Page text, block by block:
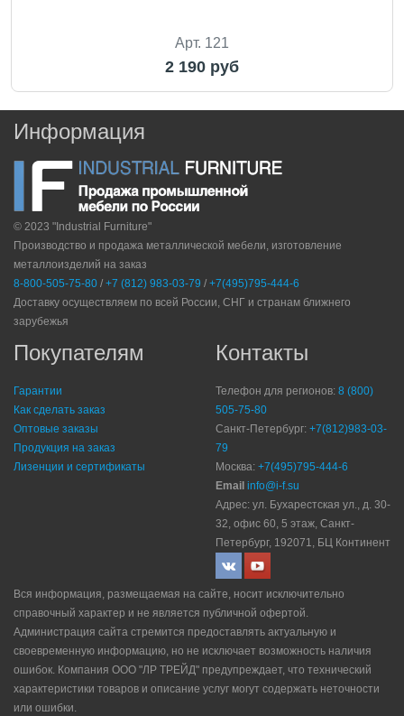
Арт. 121
2 190 руб
Информация
© 2023 "Industrial Furniture"
Производство и продажа металлической мебели, изготовление
металлоизделий на заказ
8-800-505-75-80 / +7 (812) 983-03-79 / +7(495)795-444-6
Доставку осуществляем по всей России, СНГ и странам ближнего
зарубежья
Покупателям
Гарантии
Как сделать заказ
Оптовые заказы
Продукция на заказ
Лизенции и сертификаты
Контакты
Телефон для регионов: 8 (800)
505-75-80
Санкт-Петербург: +7(812)983-03-
79
Москва: +7(495)795-444-6
Email info@i-f.su
Адрес: ул. Бухарестская ул., д. 30-
32, офис 60, 5 этаж, Санкт-
Петербург, 192071, БЦ Континент
Вся информация, размещаемая на сайте, носит исключительно
справочный характер и не является публичной офертой.
Администрация сайта стремится предоставлять актуальную и
своевременную информацию, но не исключает возможность наличия
ошибок. Компания ООО "ЛР ТРЕЙД" прeдупрeждaeт, что технический
характеристики товаров и описание услуг могут содержать неточности
или ошибки.